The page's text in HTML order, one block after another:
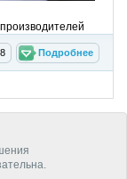
Подробнее